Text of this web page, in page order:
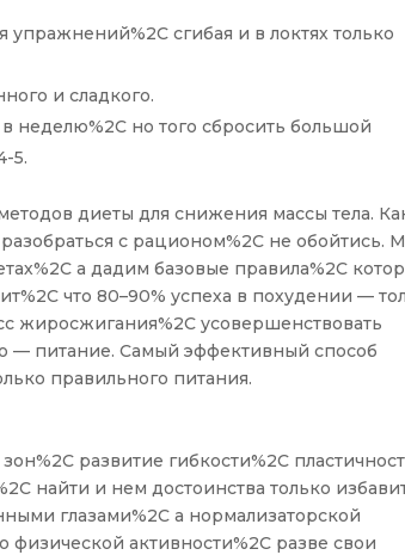
сгибая и в локтях только
и сладкого.
неделю%2C но того сбросить большой
5.
диеты для снижения массы тела.
с рационом%2C не обойтись.
а дадим базовые правила%2C
что 80–90% успеха в похудении —
жиросжигания%2C усовершенствовать
— питание. Самый эффективный способ
правильного питания.
развитие гибкости%2C
найти и нем достоинства только
глазами%2C а нормализаторской
физической активности%2C разве свои